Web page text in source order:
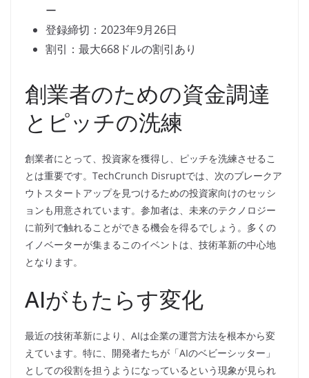
ー
登録締切：2023年9月26日
割引：最大668ドルの割引あり
創業者のための資金調達
とピッチの洗練
創業者にとって、投資家を獲得し、ピッチを洗練させるこ
とは重要です。TechCrunch Disruptでは、次のブレークア
ウトスタートアップを見つけるための投資家向けのセッシ
ョンも用意されています。参加者は、未来のテクノロジー
に前列で触れることができる機会を得るでしょう。多くの
イノベーターが集まるこのイベントは、技術革新の中心地
となります。
AIがもたらす変化
最近の技術革新により、AIは企業の運営方法を根本から変
えています。特に、開発者たちが「AIのベビーシッター」
としての役割を担うようになっているという現象が見られ